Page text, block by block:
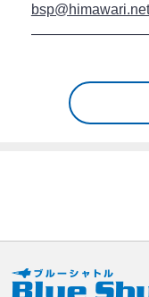
bsp@himawari.net